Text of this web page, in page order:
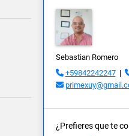
Sebastian Romero
+59842242247|
¿Prefieres que te